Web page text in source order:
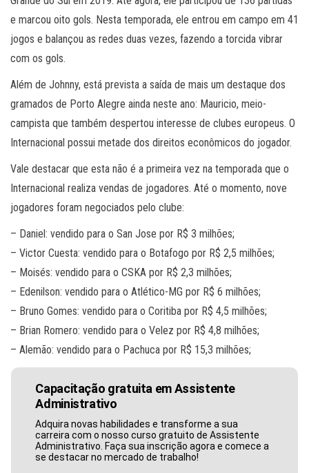
e marcou oito gols. Nesta temporada, ele entrou em campo em 41
jogos e balançou as redes duas vezes, fazendo a torcida vibrar
com os gols.
Além de Johnny, está prevista a saída de mais um destaque dos
gramados de Porto Alegre ainda neste ano: Mauricio, meio-
campista que também despertou interesse de clubes europeus. O
Internacional possui metade dos direitos econômicos do jogador.
Vale destacar que esta não é a primeira vez na temporada que o
Internacional realiza vendas de jogadores. Até o momento, nove
jogadores foram negociados pelo clube:
– Daniel: vendido para o San Jose por R$ 3 milhões;
– Victor Cuesta: vendido para o Botafogo por R$ 2,5 milhões;
– Moisés: vendido para o CSKA por R$ 2,3 milhões;
– Edenilson: vendido para o Atlético-MG por R$ 6 milhões;
– Bruno Gomes: vendido para o Coritiba por R$ 4,5 milhões;
– Brian Romero: vendido para o Velez por R$ 4,8 milhões;
– Alemão: vendido para o Pachuca por R$ 15,3 milhões;
Capacitação gratuita em Assistente
Administrativo
Adquira novas habilidades e transforme a sua
carreira com o nosso curso gratuito de Assistente
Administrativo. Faça sua inscrição agora e comece a
se destacar no mercado de trabalho!